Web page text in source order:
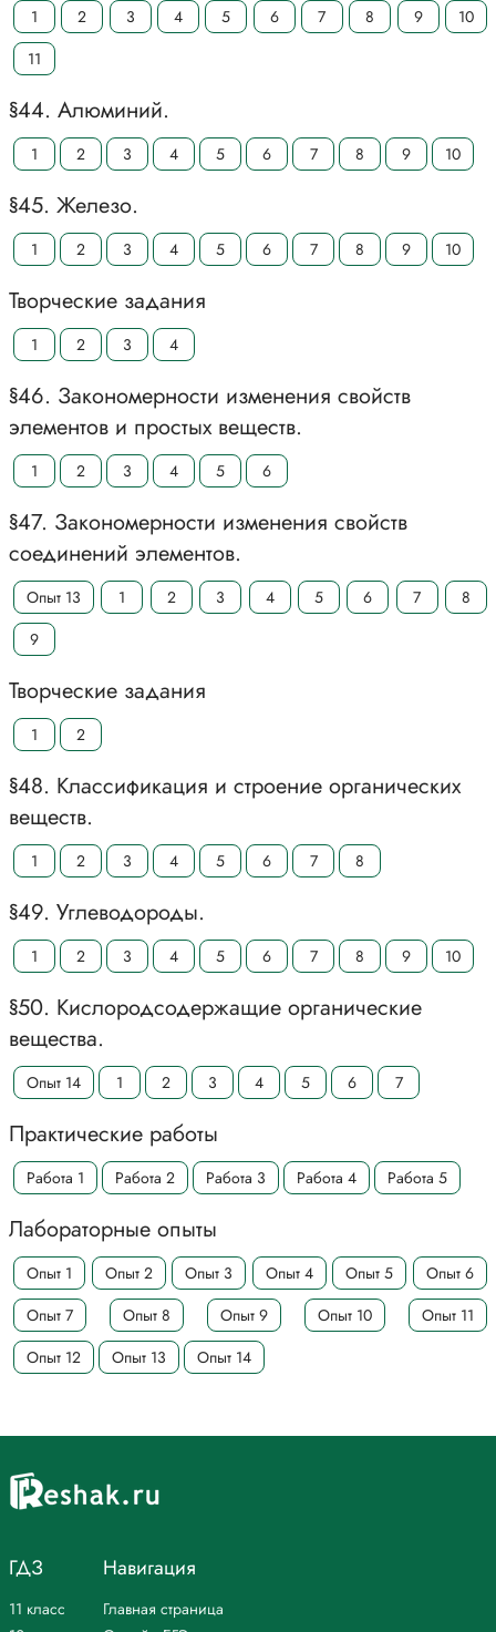
1 2 3 4 5 6 7 8 9
10
11
§44. Алюминий.
1 2 3 4 5 6 7 8 9 10
§45. Железо.
1 2 3 4 5 6 7 8 9 10
Творческие задания
1 2 3 4
§46. Закономерности изменения свойств
элементов и простых веществ.
1 2 3 4 5 6
§47. Закономерности изменения свойств
соединений элементов.
Опыт 13 1 2 3 4 5 6 7
8
9
Творческие задания
1 2
§48. Классификация и строение органических
веществ.
1 2 3 4 5 6 7 8
§49. Углеводороды.
1 2 3 4 5 6 7 8 9 10
§50. Кислородсодержащие органические
вещества.
Опыт 14 1 2 3 4 5 6 7
Практические работы
Работа 1 Работа 2 Работа 3 Работа 4 Работа 5
Лабораторные опыты
Опыт 1 Опыт 2 Опыт 3 Опыт 4 Опыт 5
Опыт 6
Опыт 7
Опыт 8 Опыт 9 Опыт 10
Опыт 11
Опыт 12
Опыт 13 Опыт 14
ГДЗ
11 класс
Навигация
Главная страница